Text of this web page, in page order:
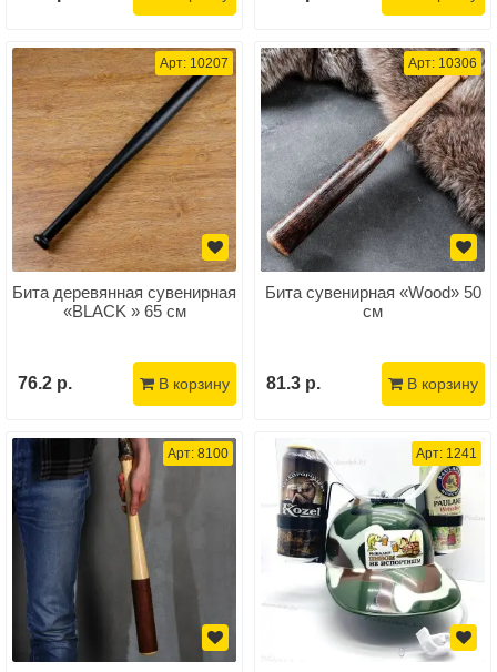
Арт: 10207
Бита деревянная сувенирная
«BLACK » 65 см
76.2 р. В корзину
Арт: 10306
Бита сувенирная «Wood» 50
см
81.3 р. В корзину
Арт: 8100 Арт: 1241